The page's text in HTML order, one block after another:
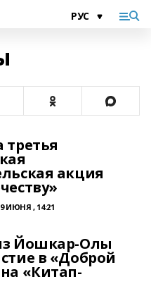
третья
акция
ИЮНЯ , 14:21
Йошкар-Олы
в «Доброй
«Китап-